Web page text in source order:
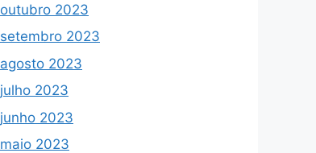
outubro 2023
setembro 2023
agosto 2023
julho 2023
junho 2023
maio 2023